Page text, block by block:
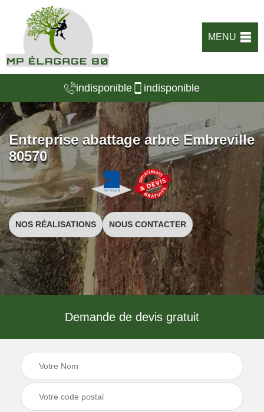
MENU
indisponible indisponible
Entreprise abattage arbre Embreville
80570
NOS RÉALISATIONS NOUS CONTACTER
Demande de devis gratuit